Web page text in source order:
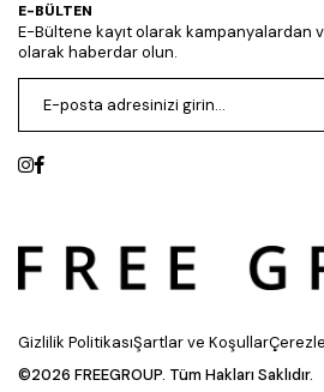
E-BÜLTEN
E-Bültene kayıt olarak kampanyalardan
olarak haberdar olun.
Gizlilik PolitikasıŞartlar ve Koşullar
©2026 FREEGROUP. Tüm Hakları Saklıdır.